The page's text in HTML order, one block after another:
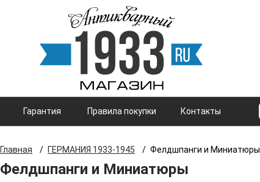
Гарантия Правила покупки Контакты
Главная / ГЕРМАНИЯ 1933-1945 / Фелдшпанги и Миниатюры
Фелдшпанги и Миниатюры